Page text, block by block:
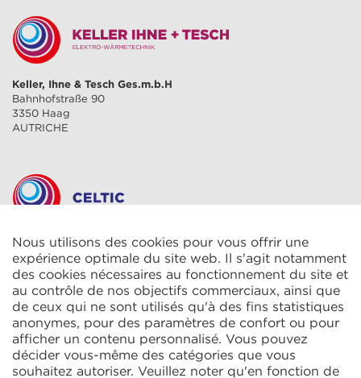
Keller, Ihne & Tesch Ges.m.b.H
Bahnhofstraße 90
3350 Haag
AUTRICHE
CELTIC S.A.R.L.
2 Rue René Cassin
ZAC La Villette-aux-Aulnes
77290 Mitry-Mory
FRANCE
Nous utilisons des cookies pour vous offrir une
expérience optimale du site web. Il s'agit notamment
des cookies nécessaires au fonctionnement du site et
au contrôle de nos objectifs commerciaux, ainsi que
de ceux qui ne sont utilisés qu'à des fins statistiques
anonymes, pour des paramètres de confort ou pour
afficher un contenu personnalisé. Vous pouvez
décider vous-même des catégories que vous
souhaitez autoriser. Veuillez noter qu'en fonction de